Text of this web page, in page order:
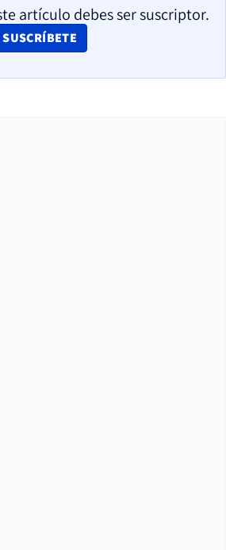
artículo debes ser suscriptor.
SUSCRÍBETE
OPENS IN NEW WINDOW